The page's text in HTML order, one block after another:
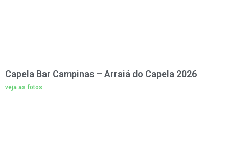
Capela Bar Campinas – Arraiá do Capela 2026
veja as fotos